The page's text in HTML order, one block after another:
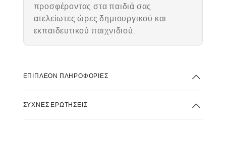
προσφέροντας στα παιδιά σας
ατελείωτες ώρες δημιουργικού και
εκπαιδευτικού παιχνιδιού.
ΕΠΙΠΛΈΟΝ ΠΛΗΡΟΦΟΡΊΕΣ
ΣΥΧΝΈΣ ΕΡΩΤΉΣΕΙΣ